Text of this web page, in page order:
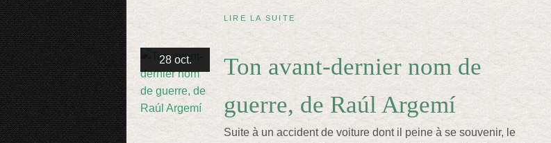
LIRE LA SUITE
28 oct.
Ton avant-dernier nom de
guerre, de Raúl Argemí
Suite à un accident de voiture dont il peine à se souvenir, le